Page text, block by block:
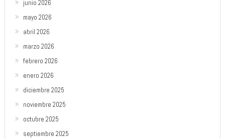
junio 2026
mayo 2026
abril 2026
marzo 2026
febrero 2026
enero 2026
diciembre 2025
noviembre 2025
octubre 2025
septiembre 2025